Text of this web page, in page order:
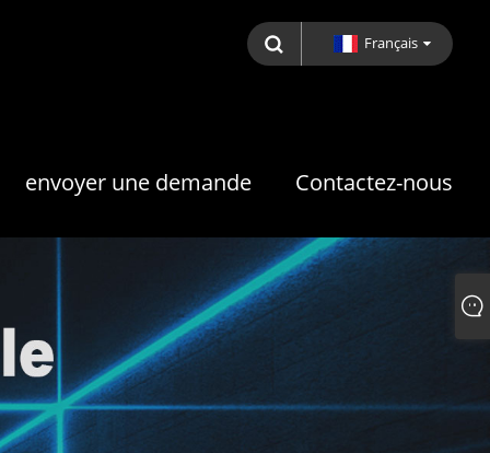
Français
envoyer une demande Contactez-nous